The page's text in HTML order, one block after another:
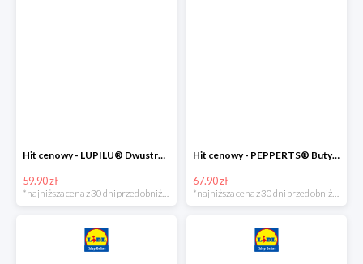
Hit cenowy - LUPILU® Dwustronna kurtka dziecięca z polarem
59.90 zł
*najniższa cena z 30 dni przed obniżką
Hit cenowy - PEPPERTS® Buty zimowe chłopięce
67.90 zł
*najniższa cena z 30 dni przed obniżką